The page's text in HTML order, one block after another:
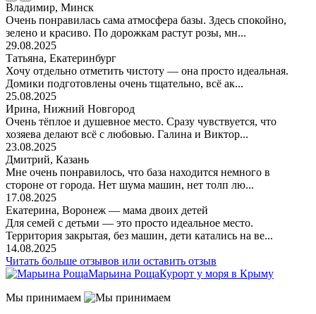
Владимир, Минск
Очень понравилась сама атмосфера базы. Здесь спокойно,
зелено и красиво. По дорожкам растут розы, мн...
29.08.2025
Татьяна, Екатеринбург
Хочу отдельно отметить чистоту — она просто идеальная.
Домики подготовлены очень тщательно, всё ак...
25.08.2025
Ирина, Нижний Новгород
Очень тёплое и душевное место. Сразу чувствуется, что
хозяева делают всё с любовью. Галина и Виктор...
23.08.2025
Дмитрий, Казань
Мне очень понравилось, что база находится немного в
стороне от города. Нет шума машин, нет толп лю...
17.08.2025
Екатерина, Воронеж — мама двоих детей
Для семей с детьми — это просто идеальное место.
Территория закрытая, без машин, дети катались на ве...
14.08.2025
Читать больше отзывов или оставить отзыв
Марьина РощаКурорт у моря в Крыму
Мы принимаем